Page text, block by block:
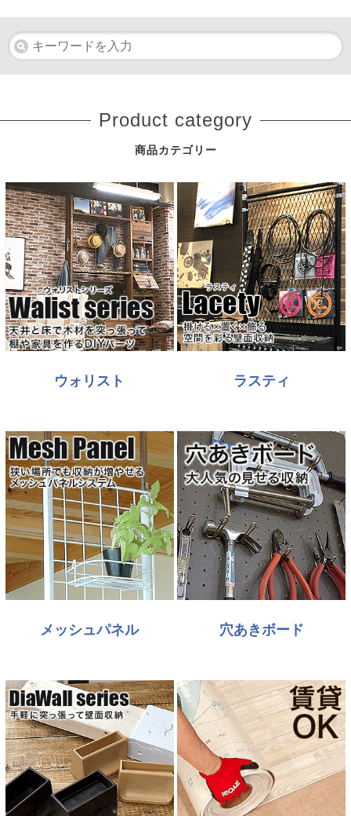
Product category
商品カテゴリー
ウォリスト ラスティ
メッシュパネル 穴あきボード